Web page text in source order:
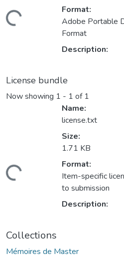
Loading...
Format:
Adobe Portable
Format
Description:
License bundle
Now showing 1 - 1 of 1
Loading...
Name:
license.txt
Size:
1.71 KB
Format:
Item-specific
to submission
Description:
Collections
Mémoires de Master